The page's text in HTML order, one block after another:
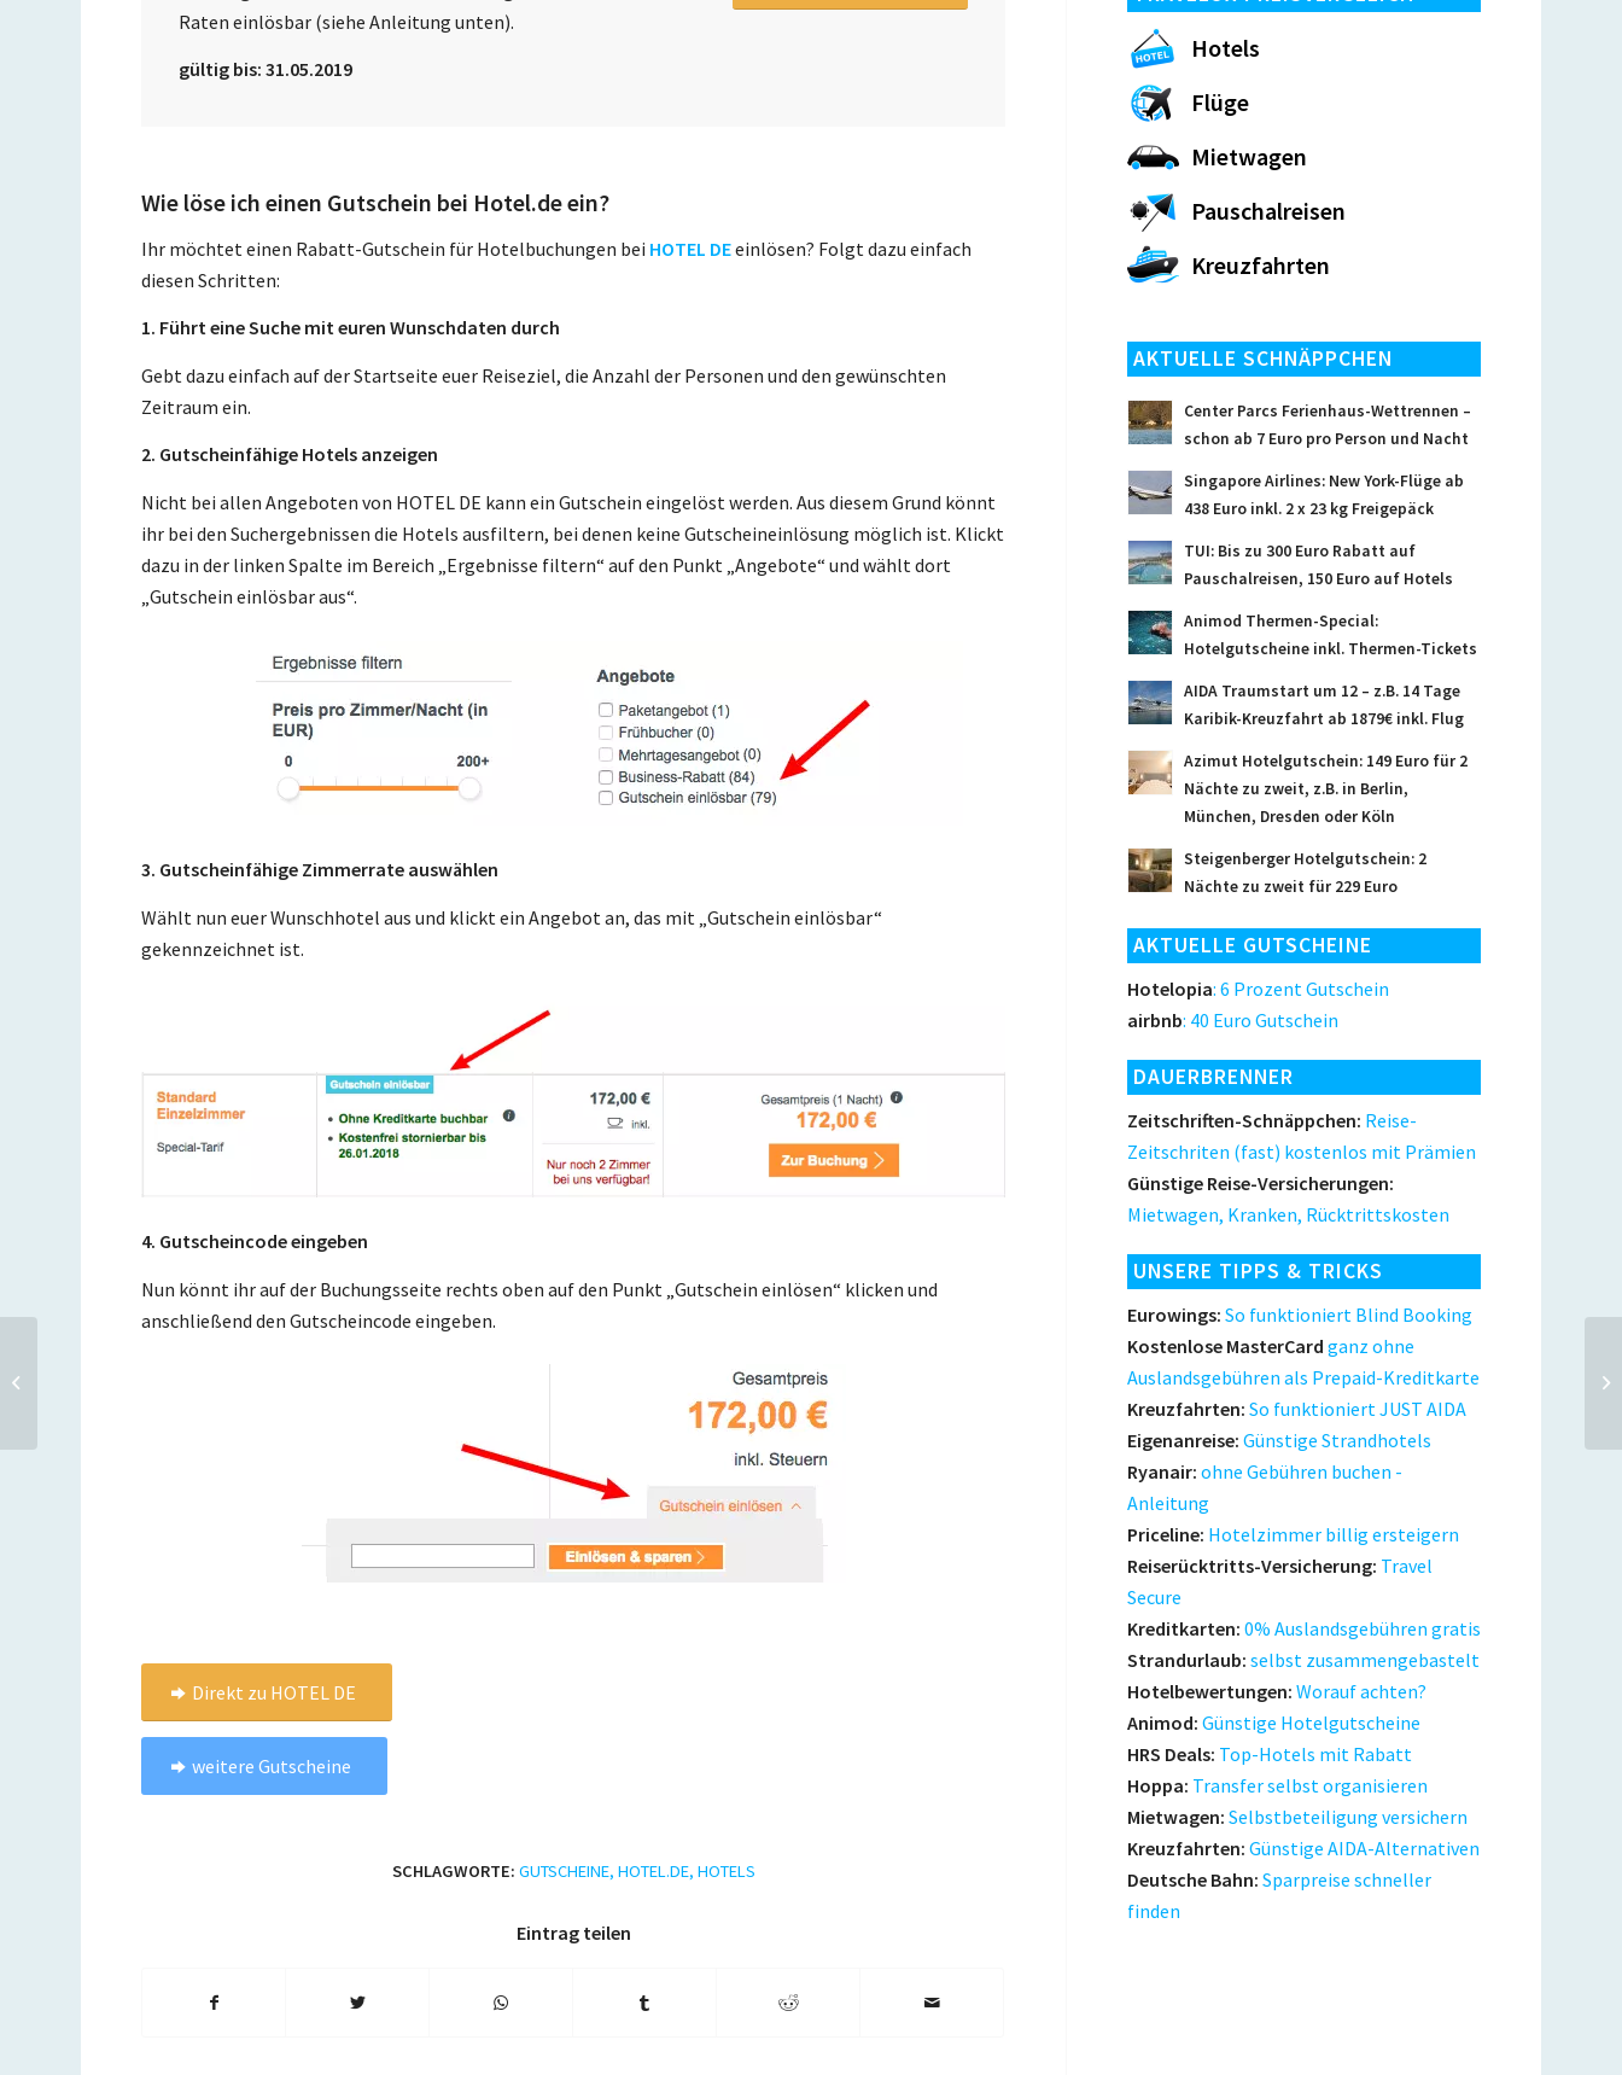
Raten einlösbar (siehe Anleitung unten).
gültig bis: 31.05.2019
Wie löse ich einen Gutschein bei Hotel.de ein?
Ihr möchtet einen Rabatt-Gutschein für Hotelbuchungen bei HOTEL DEeinlösen? Folgt dazu einfach
diesen Schritten:
1. Führt eine Suche mit euren Wunschdaten durch
Gebt dazu einfach auf der Startseite euer Reiseziel, die Anzahl der Personen und den gewünschten
Zeitraum ein.
2. Gutscheinfähige Hotels anzeigen
Nicht bei allen Angeboten von HOTEL DE kann ein Gutschein eingelöst werden. Aus diesem Grund könnt
ihr bei den Suchergebnissen die Hotels ausfiltern, bei denen keine Gutscheineinlösung möglich ist. Klickt
dazu in der linken Spalte im Bereich „Ergebnisse filtern“ auf den Punkt „Angebote“ und wählt dort
„Gutschein einlösbar aus“.
3. Gutscheinfähige Zimmerrate auswählen
Wählt nun euer Wunschhotel aus und klickt ein Angebot an, das mit „Gutschein einlösbar“
gekennzeichnet ist.
4. Gutscheincode eingeben
Nun könnt ihr auf der Buchungsseite rechts oben auf den Punkt „Gutschein einlösen“ klicken und
anschließend den Gutscheincode eingeben.
Direkt zu HOTEL DE
weitere Gutscheine
SCHLAGWORTE: GUTSCHEINE, HOTEL.DE, HOTELS
Eintrag teilen
Hotels
Flüge
Mietwagen
Pauschalreisen
Kreuzfahrten
AKTUELLE SCHNÄPPCHEN
Center Parcs Ferienhaus-Wettrennen –
schon ab 7 Euro pro Person und Nacht
Singapore Airlines: New York-Flüge ab
438 Euro inkl. 2 x 23 kg Freigepäck
TUI: Bis zu 300 Euro Rabatt auf
Pauschalreisen, 150 Euro auf Hotels
Animod Thermen-Special:
Hotelgutscheine inkl. Thermen-Tickets
AIDA Traumstart um 12 – z.B. 14 Tage
Karibik-Kreuzfahrt ab 1879€ inkl. Flug
Azimut Hotelgutschein: 149 Euro für 2
Nächte zu zweit, z.B. in Berlin,
München, Dresden oder Köln
Steigenberger Hotelgutschein: 2
Nächte zu zweit für 229 Euro
AKTUELLE GUTSCHEINE
Hotelopia: 6 Prozent Gutschein
airbnb: 40 Euro Gutschein
DAUERBRENNER
Zeitschriften-Schnäppchen: Reise-
Zeitschriten (fast) kostenlos mit Prämien
Günstige Reise-Versicherungen:
Mietwagen, Kranken, Rücktrittskosten
UNSERE TIPPS & TRICKS
Eurowings: So funktioniert Blind Booking
Kostenlose MasterCard ganz ohne
Auslandsgebühren als Prepaid-Kreditkarte
Kreuzfahrten: So funktioniert JUST AIDA
Eigenanreise: Günstige Strandhotels
Ryanair: ohne Gebühren buchen -
Anleitung
Priceline: Hotelzimmer billig ersteigern
Reiserücktritts-Versicherung: Travel
Secure
Kreditkarten: 0% Auslandsgebühren gratis
Strandurlaub: selbst zusammengebastelt
Hotelbewertungen: Worauf achten?
Animod: Günstige Hotelgutscheine
HRS Deals: Top-Hotels mit Rabatt
Hoppa: Transfer selbst organisieren
Mietwagen: Selbstbeteiligung versichern
Kreuzfahrten: Günstige AIDA-Alternativen
Deutsche Bahn: Sparpreise schneller
finden